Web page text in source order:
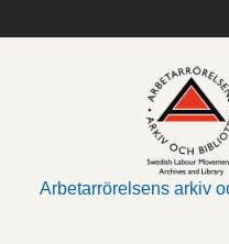
Arbetarrörelsens arkiv